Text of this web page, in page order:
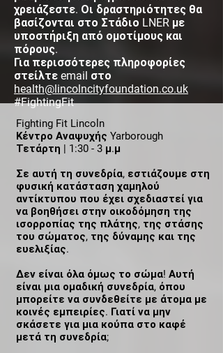
χρειάζεστε. Οι δραστηριότητες θα
βασίζονται στο Στάδιο LNER με
υποστήριξη από ομοτίμους και
πόρους.
Για περισσότερες πληροφορίες
στείλτε email στο
health@lincolncityfoundation.co.uk
#FightingFit
Fighting Fit Lincoln
Κέντρο Αναψυχής Yarborough
Τετάρτη | 1:30 - 3 μ.μ
Σε αυτή τη συνεδρία, εστιάζουμε στη
φυσική κατάσταση χαμηλού
αντίκτυπου που έχει σχεδιαστεί για
να βοηθήσει στην οικοδόμηση της
ισορροπίας της πλάτης, της στάσης
του σώματος, της δύναμης και της
ευελιξίας.
Δεν είναι όλα όμως το σώμα! Αυτή
είναι μια ομαδική συνεδρία, όπου
μπορείτε να συνδεθείτε με άτομα με
κοινές εμπειρίες. Γιατί να μην
σκάσετε για μια κούπα στο καφέ
μετά τη συνεδρία;